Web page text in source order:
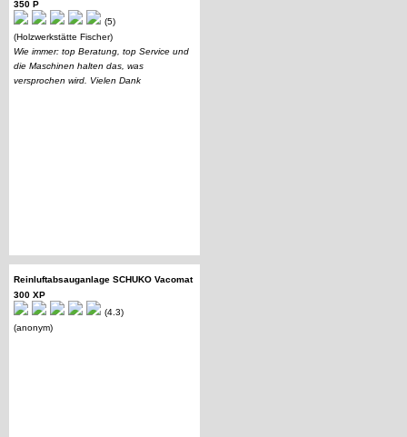
350 P
(5)
(Holzwerkstätte Fischer)
Wie immer: top Beratung, top Service und
die Maschinen halten das, was
versprochen wird. Vielen Dank
Reinluftabsauganlage SCHUKO Vacomat
300 XP
(4.3)
(anonym)